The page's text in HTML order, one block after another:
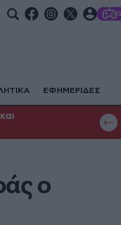
ΕΦΗΜΕΡΙΔΕΣ
Έσβησε
ο